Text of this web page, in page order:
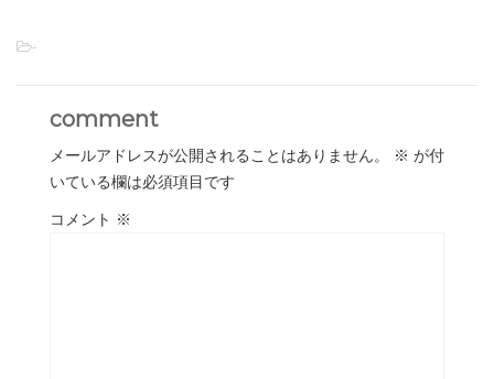
-
comment
メールアドレスが公開されることはありません。 ※ が付
いている欄は必須項目です
コメント ※